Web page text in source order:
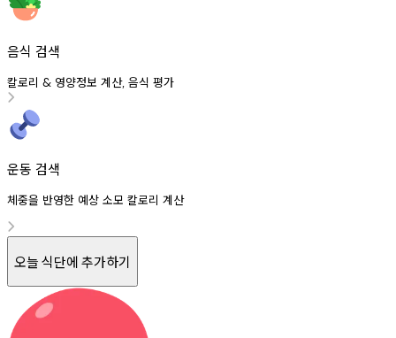
음식 검색
칼로리 & 영양정보 계산, 음식 평가
운동 검색
체중을 반영한 예상 소모 칼로리 계산
오늘 식단에 추가하기